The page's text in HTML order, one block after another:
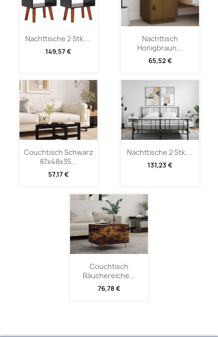
Nachttische 2 Stk....
149,57 €
Nachttisch
Honigbraun...
65,52 €
Couchtisch Schwarz
87x48x35...
57,17 €
Nachttische 2 Stk....
131,23 €
Couchtisch
Räuchereiche...
76,78 €